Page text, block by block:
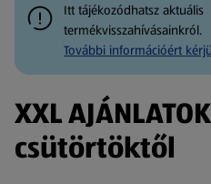
Itt tájékozódhatsz aktuális
termékvisszahívásainkról.
További információért
XXL
csütörtöktől